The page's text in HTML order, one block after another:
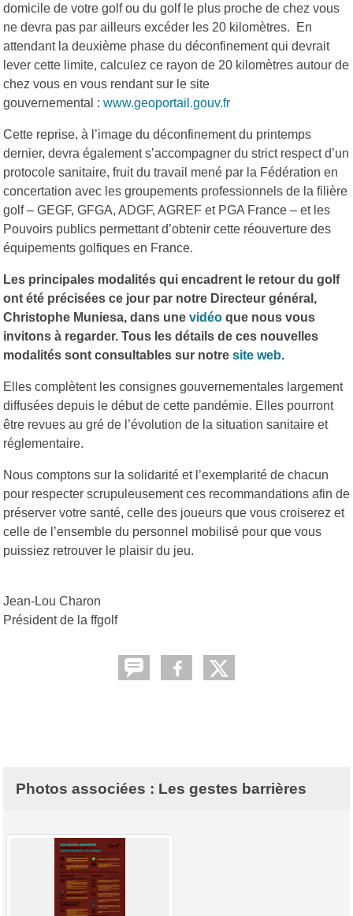
domicile de votre golf ou du golf le plus proche de chez vous
ne devra pas par ailleurs excéder les 20 kilomètres. En
attendant la deuxième phase du déconfinement qui devrait
lever cette limite, calculez ce rayon de 20 kilomètres autour de
chez vous en vous rendant sur le site
gouvernemental : www.geoportail.gouv.fr
Cette reprise, à l’image du déconfinement du printemps
dernier, devra également s’accompagner du strict respect d’un
protocole sanitaire, fruit du travail mené par la Fédération en
concertation avec les groupements professionnels de la filière
golf – GEGF, GFGA, ADGF, AGREF et PGA France – et les
Pouvoirs publics permettant d’obtenir cette réouverture des
équipements golfiques en France.
Les principales modalités qui encadrent le retour du golf
ont été précisées ce jour par notre Directeur général,
Christophe Muniesa, dans une vidéo que nous vous
invitons à regarder. Tous les détails de ces nouvelles
modalités sont consultables sur notre site web.
Elles complètent les consignes gouvernementales largement
diffusées depuis le début de cette pandémie. Elles pourront
être revues au gré de l’évolution de la situation sanitaire et
réglementaire.
Nous comptons sur la solidarité et l’exemplarité de chacun
pour respecter scrupuleusement ces recommandations afin de
préserver votre santé, celle des joueurs que vous croiserez et
celle de l’ensemble du personnel mobilisé pour que vous
puissiez retrouver le plaisir du jeu.
Jean-Lou Charon
Président de la ffgolf
Photos associées : Les gestes barrières